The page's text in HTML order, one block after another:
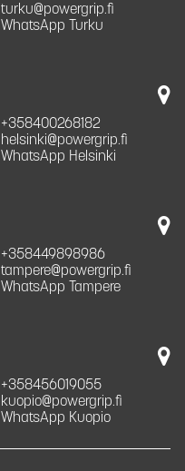
turku@powergrip.fi
WhatsApp Turku
+358400268182
helsinki@powergrip.fi
WhatsApp Helsinki
+358449898986
tampere@powergrip.fi
WhatsApp Tampere
+358456019055
kuopio@powergrip.fi
WhatsApp Kuopio